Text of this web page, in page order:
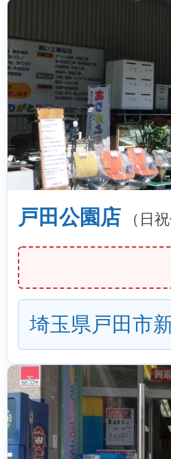
戸田公園店 （日
埼玉県戸田市